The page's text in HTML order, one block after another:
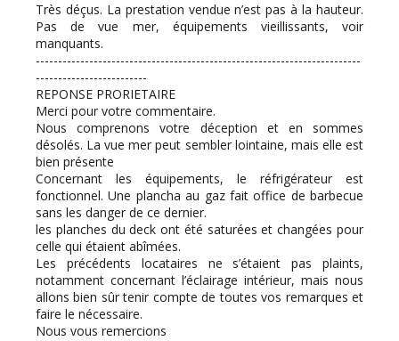
Très déçus. La prestation vendue n’est pas à la hauteur.
Pas de vue mer, équipements vieillissants, voir
manquants.
-------------------------------------------------------------------------
-------------------------
REPONSE PRORIETAIRE
Merci pour votre commentaire.
Nous comprenons votre déception et en sommes
désolés. La vue mer peut sembler lointaine, mais elle est
bien présente
Concernant les équipements, le réfrigérateur est
fonctionnel. Une plancha au gaz fait office de barbecue
sans les danger de ce dernier.
les planches du deck ont été saturées et changées pour
celle qui étaient abîmées.
Les précédents locataires ne s’étaient pas plaints,
notamment concernant l’éclairage intérieur, mais nous
allons bien sûr tenir compte de toutes vos remarques et
faire le nécessaire.
Nous vous remercions